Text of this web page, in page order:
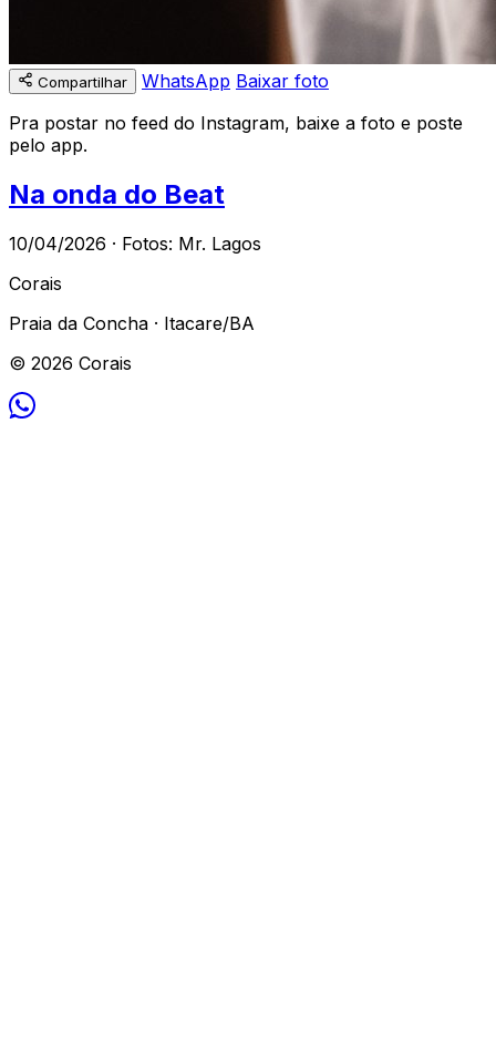
Compartilhar WhatsApp Baixar foto
Pra postar no feed do Instagram, baixe a foto e poste
pelo app.
Na onda do Beat
10/04/2026 · Fotos: Mr. Lagos
Corais
Praia da Concha · Itacare/BA
© 2026 Corais